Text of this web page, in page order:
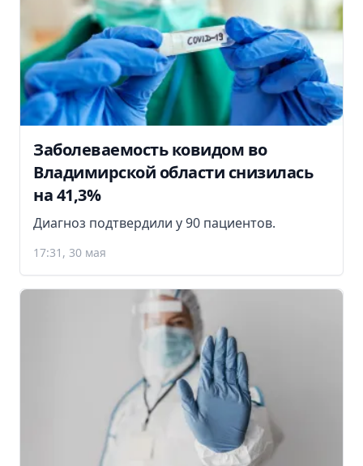
Заболеваемость ковидом во
Владимирской области снизилась
на 41,3%
Диагноз подтвердили у 90 пациентов.
17:31, 30 мая